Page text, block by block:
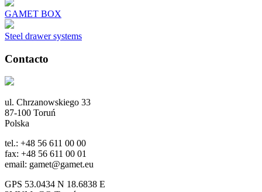
GAMET BOX
Steel drawer systems
Contacto
ul. Chrzanowskiego 33
87-100 Toruń
Polska
tel.: +48 56 611 00 00
fax: +48 56 611 00 01
email: gamet@gamet.eu
GPS 53.0434 N 18.6838 E